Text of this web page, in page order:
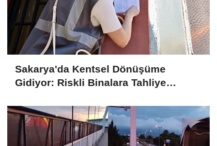
Sakarya'da Kentsel Dönüşüme
Gidiyor: Riskli Binalara Tahliye